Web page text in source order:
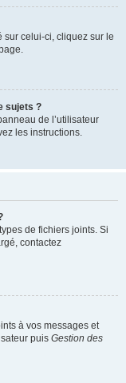
sur celui-ci, cliquez sur le
sujets ?
de l’utilisateur
les instructions.
de fichiers joints. Si
contactez
à vos messages et
puis Gestion des